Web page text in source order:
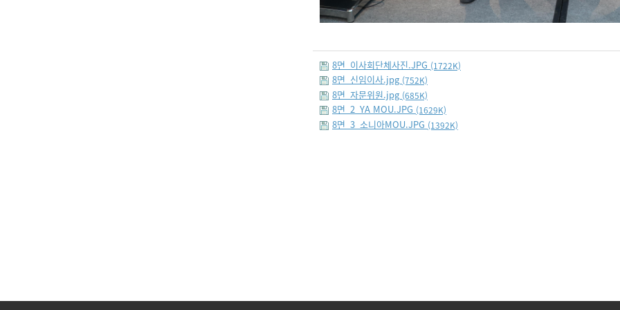
8면_이사회단체사진.JPG (1722K)
8면_신임이사.jpg (752K)
8면_자문위원.jpg (685K)
8면_2_YA MOU.JPG (1629K)
8면_3_소니아MOU.JPG (1392K)